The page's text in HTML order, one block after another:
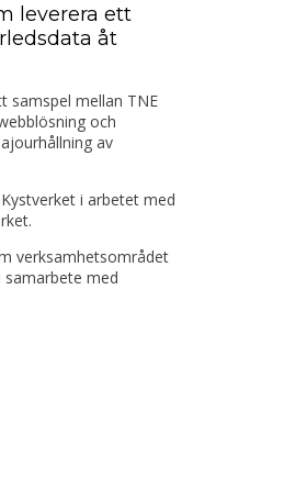
leverera ett
åt
samspel mellan TNE
och
av
i arbetet med
verksamhetsområdet
med